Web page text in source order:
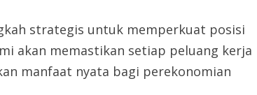
strategis untuk memperkuat posisi
akan memastikan setiap peluang kerja
manfaat nyata bagi perekonomian